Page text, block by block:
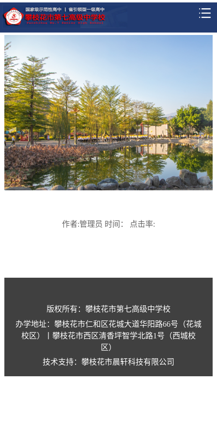
作者:管理员 时间： 点击率:
版权所有：攀枝花市第七高级中学校
办学地址：攀枝花市仁和区花城大道华阳路66号（花城
校区）丨攀枝花市西区清香坪智学北路1号（西城校
区）
技术支持：攀枝花市晨轩科技有限公司